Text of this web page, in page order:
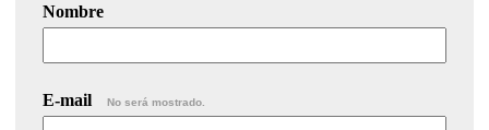
Nombre
E-mail No será mostrado.